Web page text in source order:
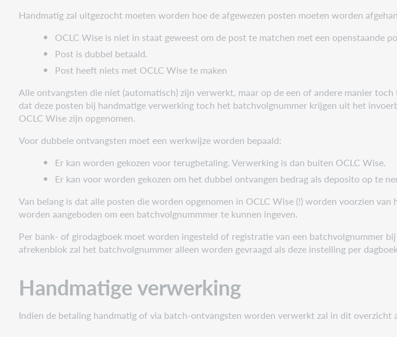
Handmatig zal uitgezocht moeten worden hoe de afgewezen posten moeten worden
OCLC Wise is niet in staat geweest om de post te matchen met een openstaande
Post is dubbel betaald.
Post heeft niets met OCLC Wise te maken
Alle ontvangsten die niet (automatisch) zijn verwerkt, maar op de een of andere manier
dat deze posten bij handmatige verwerking toch het batchvolgnummer krijgen uit het
OCLC Wise zijn opgenomen.
Voor dubbele ontvangsten moet een werkwijze worden bepaald:
Er kan worden gekozen voor terugbetaling. Verwerking is dan buiten OCLC Wise.
Er kan voor worden gekozen om het dubbel ontvangen bedrag als deposito op te
Van belang is dat alle posten die worden opgenomen in OCLC Wise (!) worden voorzien
worden aangeboden om een batchvolgnummmer te kunnen ingeven.
Per bank- of girodagboek moet worden ingesteld of registratie van een batchvolgnummer
afrekenblok zal het batchvolgnummer alleen worden gevraagd als deze instelling per
Handmatige verwerking
Indien de betaling handmatig of via batch-ontvangsten worden verwerkt zal in dit